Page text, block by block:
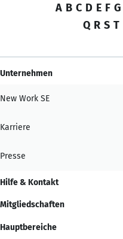
A B C D E F G
Q R S T
Unternehmen
New Work SE
Karriere
Presse
Hilfe & Kontakt
Mitgliedschaften
Hauptbereiche